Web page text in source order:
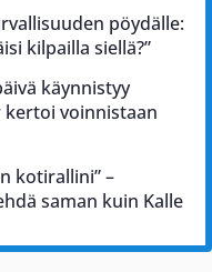
pöydälle:
kilpailla siellä?”
käynnistyy
kertoi voinnistaan
kotirallini” –
saman kuin Kalle